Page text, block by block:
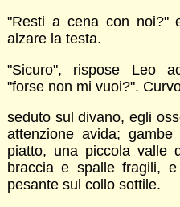
"Resti a cena con noi?"
alzare la testa.
"Sicuro", rispose Leo
"forse non mi vuoi?".
seduto sul divano, egli
attenzione avida;
piatto, una piccola valle
braccia e spalle fragili,
pesante sul collo sottile.